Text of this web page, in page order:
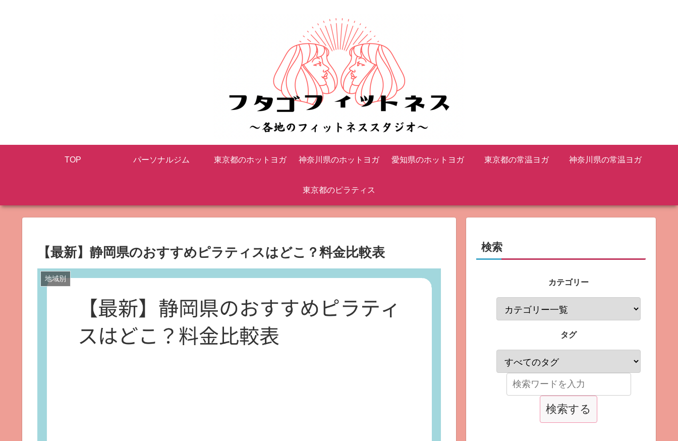
TOP パーソナルジム 東京都のホットヨガ 神奈川県のホットヨガ 愛知県のホットヨガ 東京都の常温ヨガ 神奈川県の常温ヨガ
東京都のピラティス
【最新】静岡県のおすすめピラティスはどこ？料金比較表
地域別
検索
カテゴリー
タグ